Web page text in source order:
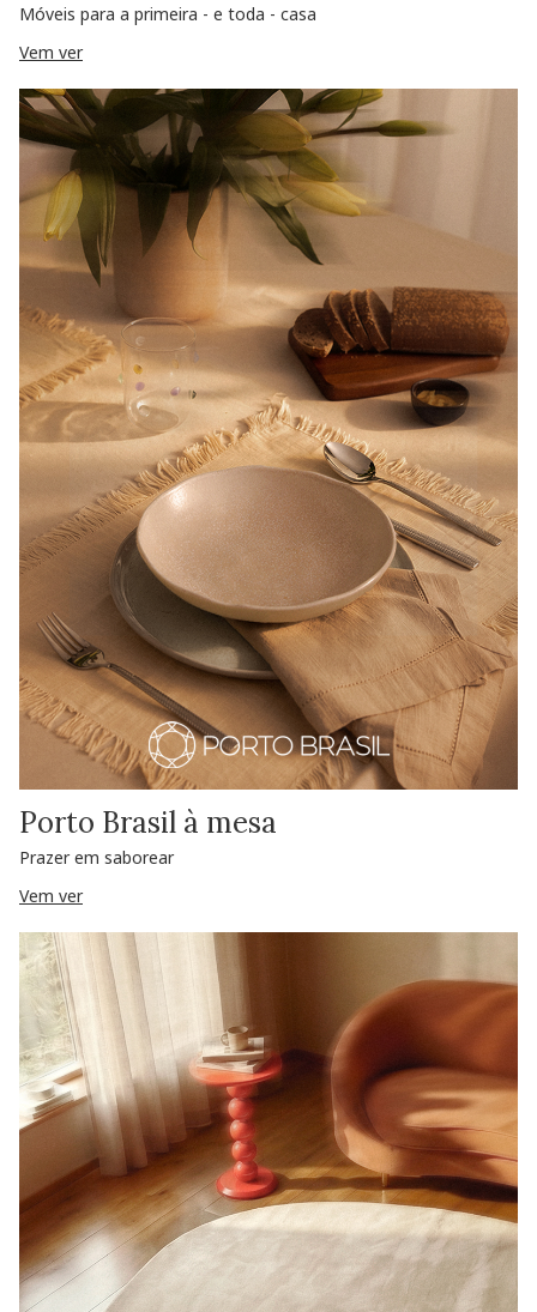
Móveis para a primeira - e toda - casa
Vem ver
Porto Brasil à mesa
Prazer em saborear
Vem ver